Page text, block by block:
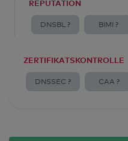
REPUTATION
DNSBL ? BIMI ?
ZERTIFIKATSKONTROLLE
DNSSEC ? CAA ?